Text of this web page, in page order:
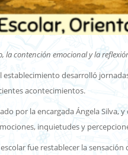
contención emocional y la
establecimiento desarrolló
acontecimientos.
por la encargada Ángela
inquietudes y
fue restablecer la